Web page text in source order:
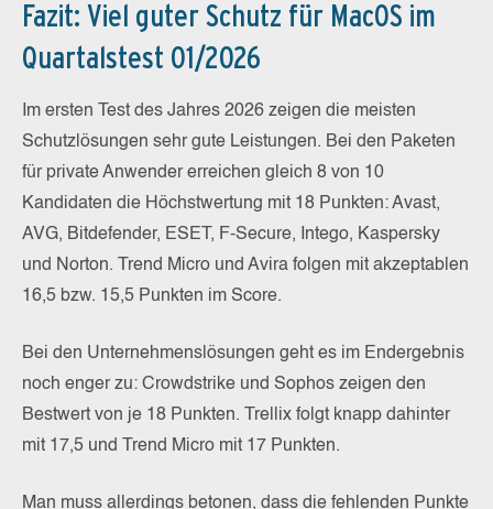
Fazit: Viel guter Schutz für MacOS im
Quartalstest 01/2026
Im ersten Test des Jahres 2026 zeigen die meisten
Schutzlösungen sehr gute Leistungen. Bei den Paketen
für private Anwender erreichen gleich 8 von 10
Kandidaten die Höchstwertung mit 18 Punkten: Avast,
AVG, Bitdefender, ESET, F-Secure, Intego, Kaspersky
und Norton. Trend Micro und Avira folgen mit akzeptablen
16,5 bzw. 15,5 Punkten im Score.
Bei den Unternehmenslösungen geht es im Endergebnis
noch enger zu: Crowdstrike und Sophos zeigen den
Bestwert von je 18 Punkten. Trellix folgt knapp dahinter
mit 17,5 und Trend Micro mit 17 Punkten.
Man muss allerdings betonen, dass die fehlenden Punkte